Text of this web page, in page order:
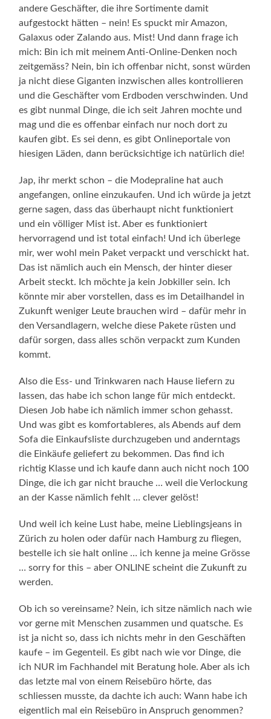
andere Geschäfter, die ihre Sortimente damit
aufgestockt hätten – nein! Es spuckt mir Amazon,
Galaxus oder Zalando aus. Mist! Und dann frage ich
mich: Bin ich mit meinem Anti-Online-Denken noch
zeitgemäss? Nein, bin ich offenbar nicht, sonst würden
ja nicht diese Giganten inzwischen alles kontrollieren
und die Geschäfter vom Erdboden verschwinden. Und
es gibt nunmal Dinge, die ich seit Jahren mochte und
mag und die es offenbar einfach nur noch dort zu
kaufen gibt. Es sei denn, es gibt Onlineportale von
hiesigen Läden, dann berücksichtige ich natürlich die!
Jap, ihr merkt schon – die Modepraline hat auch
angefangen, online einzukaufen. Und ich würde ja jetzt
gerne sagen, dass das überhaupt nicht funktioniert
und ein völliger Mist ist. Aber es funktioniert
hervorragend und ist total einfach! Und ich überlege
mir, wer wohl mein Paket verpackt und verschickt hat.
Das ist nämlich auch ein Mensch, der hinter dieser
Arbeit steckt. Ich möchte ja kein Jobkiller sein. Ich
könnte mir aber vorstellen, dass es im Detailhandel in
Zukunft weniger Leute brauchen wird – dafür mehr in
den Versandlagern, welche diese Pakete rüsten und
dafür sorgen, dass alles schön verpackt zum Kunden
kommt.
Also die Ess- und Trinkwaren nach Hause liefern zu
lassen, das habe ich schon lange für mich entdeckt.
Diesen Job habe ich nämlich immer schon gehasst.
Und was gibt es komfortableres, als Abends auf dem
Sofa die Einkaufsliste durchzugeben und anderntags
die Einkäufe geliefert zu bekommen. Das find ich
richtig Klasse und ich kaufe dann auch nicht noch 100
Dinge, die ich gar nicht brauche … weil die Verlockung
an der Kasse nämlich fehlt … clever gelöst!
Und weil ich keine Lust habe, meine Lieblingsjeans in
Zürich zu holen oder dafür nach Hamburg zu fliegen,
bestelle ich sie halt online … ich kenne ja meine Grösse
… sorry for this – aber ONLINE scheint die Zukunft zu
werden.
Ob ich so vereinsame? Nein, ich sitze nämlich nach wie
vor gerne mit Menschen zusammen und quatsche. Es
ist ja nicht so, dass ich nichts mehr in den Geschäften
kaufe – im Gegenteil. Es gibt nach wie vor Dinge, die
ich NUR im Fachhandel mit Beratung hole. Aber als ich
das letzte mal von einem Reisebüro hörte, das
schliessen musste, da dachte ich auch: Wann habe ich
eigentlich mal ein Reisebüro in Anspruch genommen?